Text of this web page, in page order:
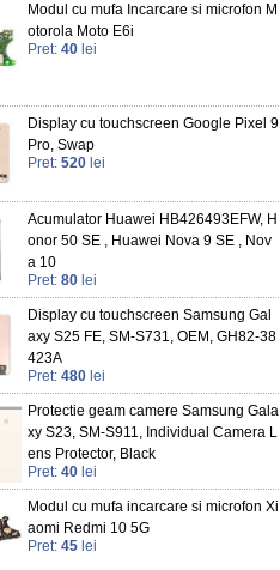
Modul cu mufa Incarcare si microfon M
otorola Moto E6i
Pret: 40 lei
Display cu touchscreen Google Pixel 9
Pro, Swap
Pret: 520 lei
Acumulator Huawei HB426493EFW, H
onor 50 SE , Huawei Nova 9 SE , Nov
a 10
Pret: 80 lei
Display cu touchscreen Samsung Gal
axy S25 FE, SM-S731, OEM, GH82-38
423A
Pret: 480 lei
Protectie geam camere Samsung Gala
xy S23, SM-S911, Individual Camera L
ens Protector, Black
Pret: 40 lei
Modul cu mufa incarcare si microfon Xi
aomi Redmi 10 5G
Pret: 45 lei